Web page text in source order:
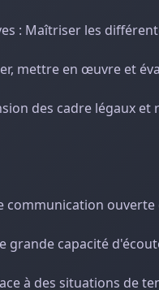
: Maîtriser les
mettre en œuvre et
des cadre légaux
communication
grande capacité
à des situations de